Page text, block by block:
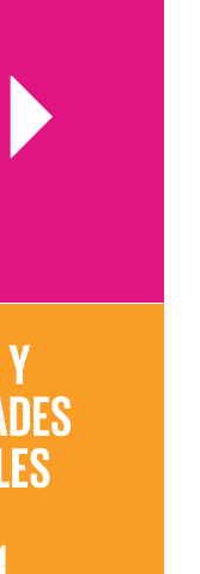
10
11